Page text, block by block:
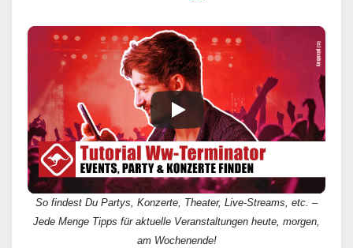
So findest Du Partys, Konzerte, Theater, Live-Streams, etc. –
Jede Menge Tipps für aktuelle Veranstaltungen heute, morgen,
am Wochenende!